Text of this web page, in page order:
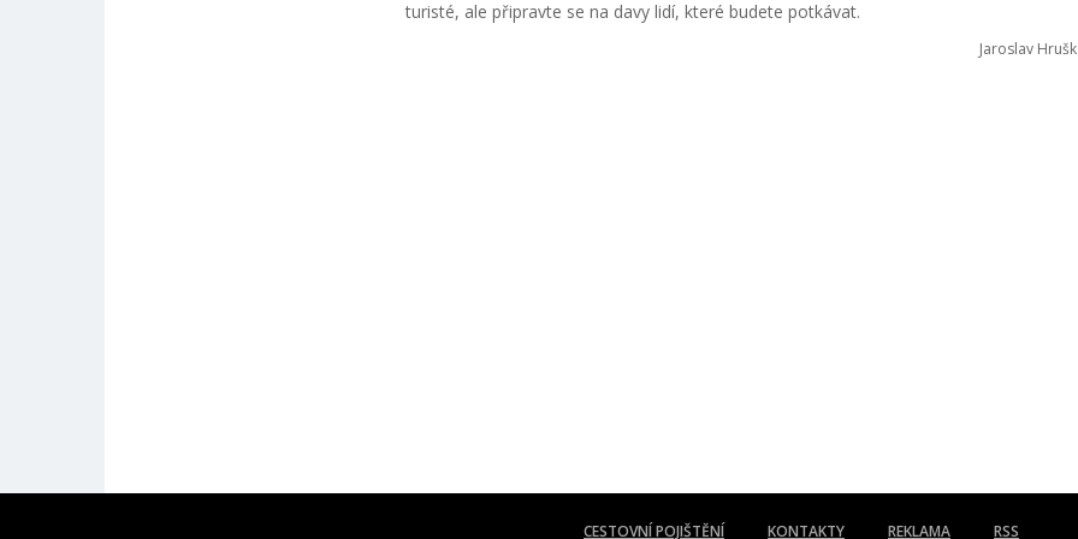
turisté, ale připravte se na davy lidí, které budete potkávat.
Jaroslav
CESTOVNÍ POJIŠTĚNÍ KONTAKTY REKLAMA RSS